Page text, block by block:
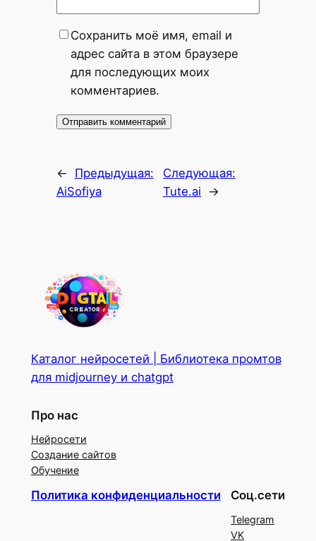
Сохранить моё имя, email и
адрес сайта в этом браузере
для последующих моих
комментариев.
←
Предыдущая:
AiSofiya
Следующая:
Tute.ai
→
Каталог нейросетей | Библиотека промтов
для midjourney и chatgpt
Про нас
Нейросети
Создание сайтов
Обучение
Политика конфиденциальности Соц.сети
Telegram
VK